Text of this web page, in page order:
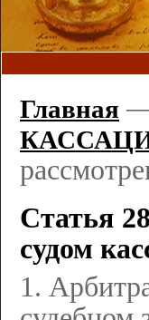
Главная
Статья
судом
1.